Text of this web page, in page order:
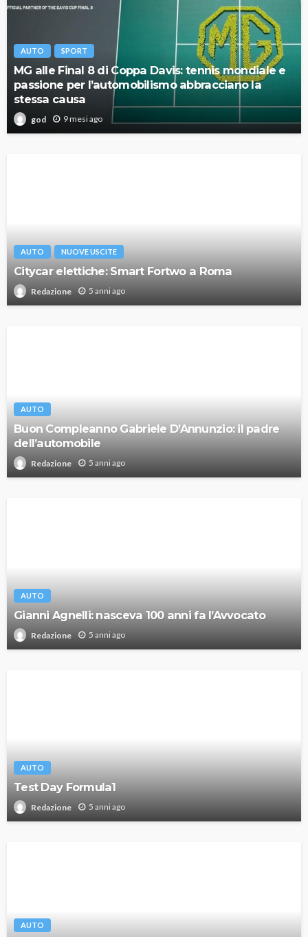
AUTO SPORT
MG alle Final 8 di Coppa Davis: tennis mondiale e
passione per l’automobilismo abbracciano la
stessa causa
god 9 mesi ago
AUTO NUOVE USCITE
Citycar elettiche: Smart Fortwo a Roma
Redazione 5 anni ago
AUTO
Buon Compleanno Gabriele D’Annunzio: il padre
dell’automobile
Redazione 5 anni ago
AUTO
Gianni Agnelli: nasceva 100 anni fa l’Avvocato
Redazione 5 anni ago
AUTO
Test Day Formula1
Redazione 5 anni ago
AUTO